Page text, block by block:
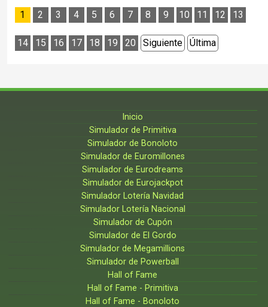
1 2 3 4 5 6 7 8 9 10 11 12 13
14 15 16 17 18 19 20 Siguiente Última
Inicio
Simulador de Primitiva
Simulador de Bonoloto
Simulador de Euromillones
Simulador de Eurodreams
Simulador de Eurojackpot
Simulador Lotería Navidad
Simulador Lotería Nacional
Simulador de Cupón
Simulador de El Gordo
Simulador de Megamillions
Simulador de Powerball
Hall of Fame
Hall of Fame - Primitiva
Hall of Fame - Bonoloto